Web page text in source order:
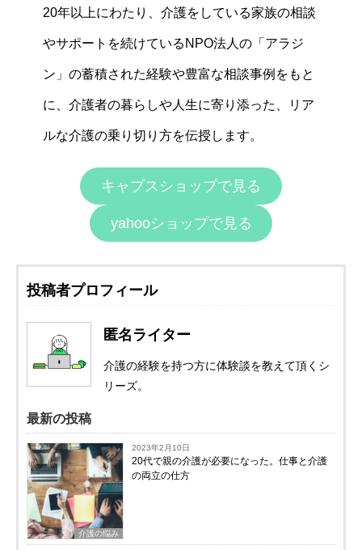
20年以上にわたり、介護をしている家族の相談
やサポートを続けているNPO法人の「アラジ
ン」の蓄積された経験や豊富な相談事例をもと
に、介護者の暮らしや人生に寄り添った、リア
ルな介護の乗り切り方を伝授します。
キャプスショップで見る
yahooショップで見る
投稿者プロフィール
匿名ライター
介護の経験を持つ方に体験談を教えて頂くシ
リーズ。
最新の投稿
介護の悩み
2023年2月10日
20代で親の介護が必要になった。仕事と介護
の両立の仕方